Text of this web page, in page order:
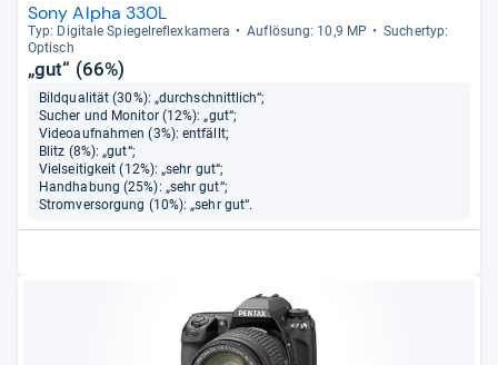
Sony Alpha 330L
Typ: Digi­tale Spie­gel­re­flex­ka­mera Auf­lö­sung: 10,9 MP
Sucher­typ:
Optisch
„gut“ (66%)
Bildqualität (30%): „durchschnittlich“;
Sucher und Monitor (12%): „gut“;
Videoaufnahmen (3%): entfällt;
Blitz (8%): „gut“;
Vielseitigkeit (12%): „sehr gut“;
Handhabung (25%): „sehr gut“;
Stromversorgung (10%): „sehr gut“.